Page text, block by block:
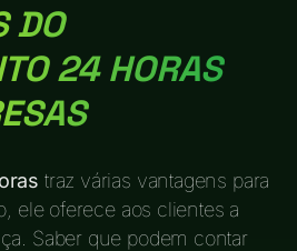
DO
24 HORAS
traz várias vantagens para
ele oferece aos clientes a
Saber que podem contar